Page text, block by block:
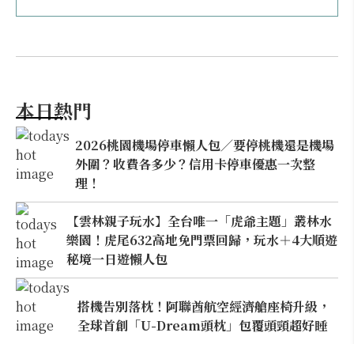
本日熱門
2026桃園機場停車懶人包／要停桃機還是機場
外圍？收費各多少？信用卡停車優惠一次整
理！
【雲林親子玩水】全台唯一「虎爺主題」叢林水
樂園！虎尾632高地免門票回歸，玩水＋4大順遊
秘境一日遊懶人包
搭機告別落枕！阿聯酋航空經濟艙座椅升級，
全球首創「U-Dream頭枕」包覆頭頸超好睡